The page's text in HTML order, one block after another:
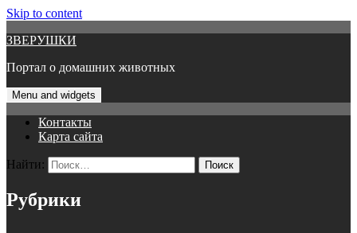
Skip to content
ЗВЕРУШКИ
Портал о домашних животных
Menu and widgets
Контакты
Карта сайта
Найти:
Рубрики